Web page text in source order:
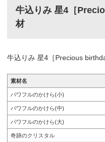
牛込りみ 星4［
材
牛込りみ 星4［Precious
素材名
パワフルのかけら(小)
パワフルのかけら(中)
パワフルのかけら(大)
奇跡のクリスタル